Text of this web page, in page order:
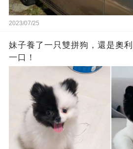
2023/07/25
妹子養了一只雙拼狗，還是奧
一口！